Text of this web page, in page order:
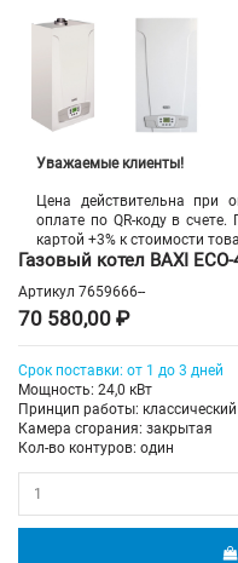
Уважаемые клиенты!
Цена действительна при
оплате по QR-коду в
картой +3% к стоимости
Газовый котел BAXI
Артикул 7659666--
70 580,00 ₽
Срок поставки: от 1 до 3 дней
Мощность: 24,0 кВт
Принцип работы: классический
Камера сгорания: закрытая
Кол-во контуров: один